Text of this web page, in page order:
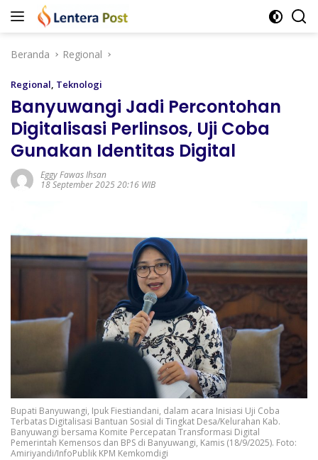
Langsung
Beranda
Regional
Regional, Teknologi
Banyuwangi Jadi Percontohan
Digitalisasi Perlinsos, Uji Coba
Gunakan Identitas Digital
Eggy Fawas Ihsan
18 September 2025 20:16 WIB
Bupati Banyuwangi, Ipuk Fiestiandani, dalam acara Inisiasi Uji Coba
Terbatas Digitalisasi Bantuan Sosial di Tingkat Desa/Kelurahan Kab.
Banyuwangi bersama Komite Percepatan Transformasi Digital
Pemerintah Kemensos dan BPS di Banyuwangi, Kamis (18/9/2025). Foto:
Amiriyandi/InfoPublik KPM Kemkomdigi